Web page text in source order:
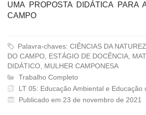
UMA PROPOSTA DIDÁTICA PARA
CAMPO
Palavra-chaves: CIÊNCIAS DA
DO CAMPO, ESTÁGIO DE DOCÊNCIA,
DIDÁTICO, MULHER CAMPONESA
Trabalho Completo
LT 05: Educação Ambiental e Educação
Publicado em 23 de novembro de 2021